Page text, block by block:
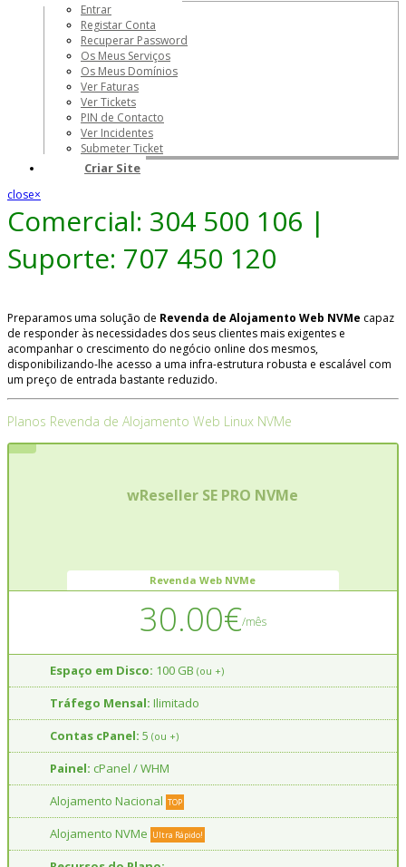
Entrar
Registar Conta
Recuperar Password
Os Meus Serviços
Os Meus Domínios
Ver Faturas
Ver Tickets
PIN de Contacto
Ver Incidentes
Submeter Ticket
Criar Site
close×
Comercial: 304 500 106 |
Suporte: 707 450 120
Preparamos uma solução de Revenda de Alojamento Web NVMe capaz
de responder às necessidades dos seus clientes mais exigentes e
acompanhar o crescimento do negócio online dos mesmos,
disponibilizando-lhe acesso a uma infra-estrutura robusta e escalável com
um preço de entrada bastante reduzido.
Planos Revenda de Alojamento Web Linux NVMe
wReseller SE PRO NVMe
Revenda Web NVMe
30.00€/mês
Espaço em Disco: 100 GB (ou +)
Tráfego Mensal: Ilimitado
Contas cPanel: 5 (ou +)
Painel: cPanel / WHM
Alojamento Nacional TOP
Alojamento NVMe Ultra Rápido!